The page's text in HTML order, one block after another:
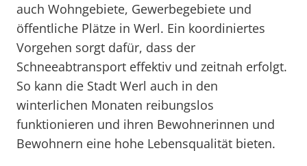
auch Wohngebiete, Gewerbegebiete und
öffentliche Plätze in Werl. Ein koordiniertes
Vorgehen sorgt dafür, dass der
Schneeabtransport effektiv und zeitnah erfolgt.
So kann die Stadt Werl auch in den
winterlichen Monaten reibungslos
funktionieren und ihren Bewohnerinnen und
Bewohnern eine hohe Lebensqualität bieten.